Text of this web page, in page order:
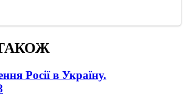
Росії в Україну.